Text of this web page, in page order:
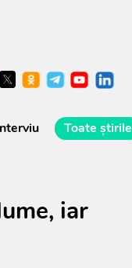
Toate știrile
iar